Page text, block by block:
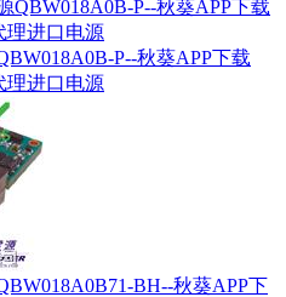
P--秋葵APP下载
理进口电源
BH--秋葵APP下